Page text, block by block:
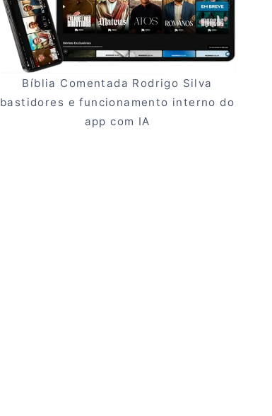
Bíblia Comentada Rodrigo Silva
bastidores e funcionamento interno do
app com IA